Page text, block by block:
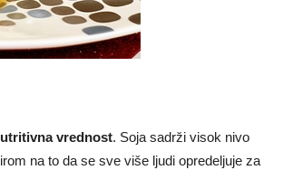
vrednost. Soja sadrži visok nivo
na to da se sve više ljudi opredeljuje za